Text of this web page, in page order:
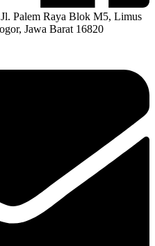
Palem Raya Blok M5, Limus
Jawa Barat 16820